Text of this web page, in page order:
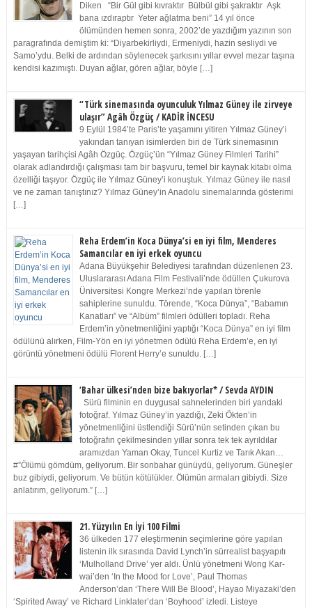
Diken “Bir Gül gibi kıvraktır Bülbül gibi şakraktır Aşk
bana ızdıraptır Yeter ağlatma beni” 14 yıl önce
ölümünden hemen sonra, 2002’de yazdığım yazının son
paragrafında demiştim ki: “Diyarbekirliydi, Ermeniydi, hazin sesliydi ve
Samo’ydu. Belki de ardından söylenecek şarkısını yıllar evvel mezar taşına
kendisi kazımıştı. Duyan ağlar, gören ağlar, böyle […]
“Türk sinemasında oyunculuk Yılmaz Güney ile zirveye
ulaşır” Agâh Özgüç / KADİR İNCESU
9 Eylül 1984’te Paris’te yaşamını yitiren Yılmaz Güney’i
yakından tanıyan isimlerden biri de Türk sinemasının
yaşayan tarihçisi Agâh Özgüç. Özgüç’ün “Yılmaz Güney Filmleri Tarihi”
olarak adlandırdığı çalışması tam bir başvuru, temel bir kaynak kitabı olma
özelliği taşıyor. Özgüç ile Yılmaz Güney’i konuştuk. Yılmaz Güney ile nasıl
ve ne zaman tanıştınız? Yılmaz Güney’in Anadolu sinemalarında gösterimi
[…]
Reha Erdem’in Koca Dünya’si en iyi film, Menderes
Samancılar en iyi erkek oyuncu
Adana Büyükşehir Belediyesi tarafından düzenlenen 23.
Uluslararası Adana Film Festivali’nde ödüllen Çukurova
Üniversitesi Kongre Merkezi’nde yapılan törenle
sahiplerine sunuldu. Törende, “Koca Dünya”, “Babamın
Kanatları” ve “Albüm” filmleri ödülleri topladı. Reha
Erdem’in yönetmenliğini yaptığı “Koca Dünya” en iyi film
ödülünü alırken, Film-Yön en iyi yönetmen ödülü Reha Erdem’e, en iyi
görüntü yönetmeni ödülü Florent Herry’e sunuldu. […]
‘Bahar ülkesi’nden bize bakıyorlar* / Sevda AYDIN
Sürü filminin en duygusal sahnelerinden biri yandaki
fotoğraf. Yılmaz Güney’in yazdığı, Zeki Ökten’in
yönetmenliğini üstlendiği Sürü’nün setinden çıkan bu
fotoğrafın çekilmesinden yıllar sonra tek tek ayrıldılar
aramızdan Yaman Okay, Tuncel Kurtiz ve Tarık Akan…
#”Ölümü gömdüm, geliyorum. Bir sonbahar günüydü, geliyorum. Güneşler
buz gibiydi, geliyorum. Ve bütün kötülükler. Ölümün armaları gibiydi. Size
anlatırım, geliyorum.” […]
21. Yüzyılın En İyi 100 Filmi
36 ülkeden 177 eleştirmenin seçimlerine göre yapılan
listenin ilk sırasında David Lynch’in sürrealist başyapıtı
‘Mulholland Drive’ yer aldı. Ünlü yönetmeni Wong Kar-
wai’den ‘In the Mood for Love’, Paul Thomas
Anderson’dan ‘There Will Be Blood’, Hayao Miyazaki’den
‘Spirited Away’ ve Richard Linklater’dan ‘Boyhood’ izledi. Listeye